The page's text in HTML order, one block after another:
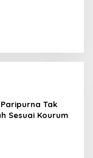
Tak
Sesuai Kourum